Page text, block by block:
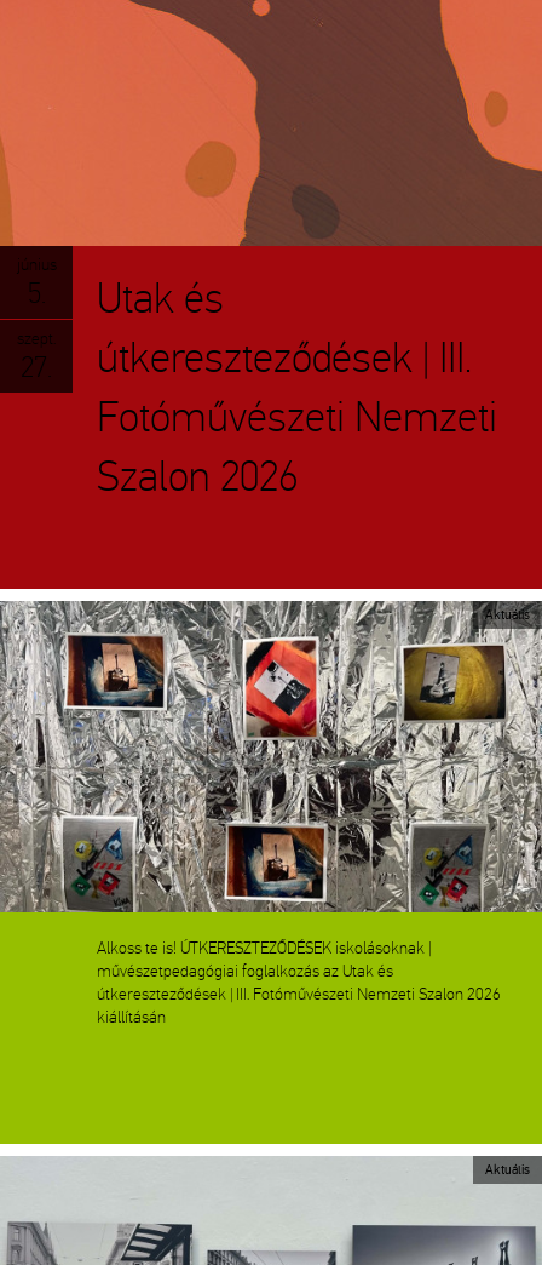
június
5.
szept.
27.
Utak és
útkereszteződések | III.
Fotóművészeti Nemzeti
Szalon 2026
Alkoss te is! ÚTKERESZTEZŐDÉSEK iskolásoknak |
művészetpedagógiai foglalkozás az Utak és
útkereszteződések | III. Fotóművészeti Nemzeti Szalon 2026
kiállításán
Aktuális
Aktuális